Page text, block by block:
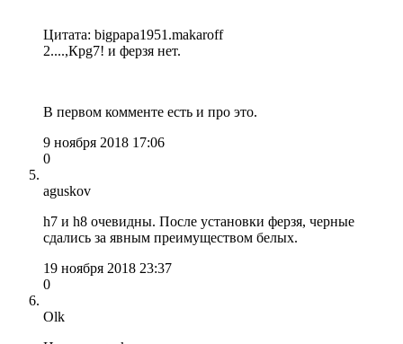
Цитата: bigpapa1951.makaroff
2....,Крg7! и ферзя нет.
В первом комменте есть и про это.
9 ноября 2018 17:06
0
aguskov
h7 и h8 очевидны. После установки ферзя, черные
сдались за явным преимуществом белых.
19 ноября 2018 23:37
0
Olk